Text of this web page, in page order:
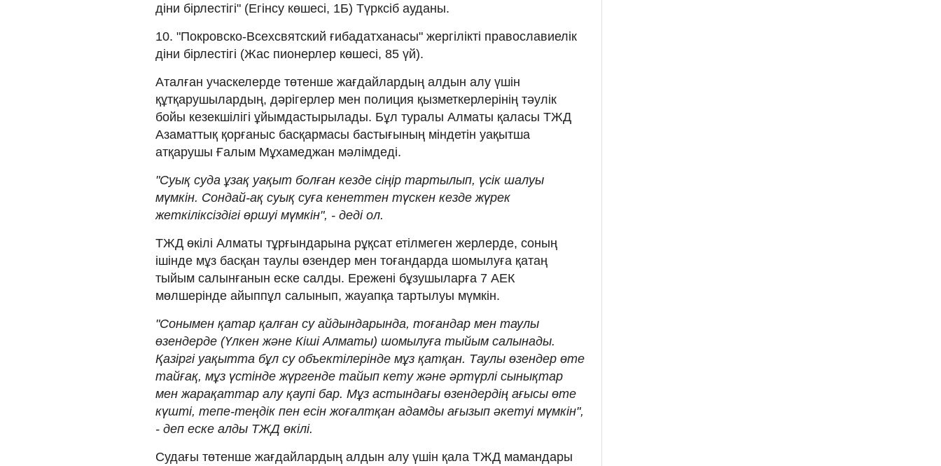
діни бірлестігі" (Егінсу көшесі, 1Б) Түрксіб ауданы.
10. "Покровско-Всехсвятский ғибадатханасы" жергілікті православиелік
діни бірлестігі (Жас пионерлер көшесі, 85 үй).
Аталған учаскелерде төтенше жағдайлардың алдын алу үшін
құтқарушылардың, дәрігерлер мен полиция қызметкерлерінің тәулік
бойы кезекшілігі ұйымдастырылады. Бұл туралы Алматы қаласы ТЖД
Азаматтық қорғаныс басқармасы бастығының міндетін уақытша
атқарушы Ғалым Мұхамеджан мәлімдеді.
"Суық суда ұзақ уақыт болған кезде сіңір тартылып, үсік шалуы
мүмкін. Сондай-ақ суық суға кенеттен түскен кезде жүрек
жеткіліксіздігі өршуі мүмкін", - деді ол.
ТЖД өкілі Алматы тұрғындарына рұқсат етілмеген жерлерде, соның
ішінде мұз басқан таулы өзендер мен тоғандарда шомылуға қатаң
тыйым салынғанын еске салды. Ережені бұзушыларға 7 АЕК
мөлшерінде айыппұл салынып, жауапқа тартылуы мүмкін.
"Сонымен қатар қалған су айдындарында, тоғандар мен таулы
өзендерде (Үлкен және Кіші Алматы) шомылуға тыйым салынады.
Қазіргі уақытта бұл су объектілерінде мұз қатқан. Таулы өзендер өте
тайғақ, мұз үстінде жүргенде тайып кету және әртүрлі сынықтар
мен жарақаттар алу қаупі бар. Мұз астындағы өзендердің ағысы өте
күшті, тепе-теңдік пен есін жоғалтқан адамды ағызып әкетуі мүмкін",
- деп еске алды ТЖД өкілі.
Судағы төтенше жағдайлардың алдын алу үшін қала ТЖД мамандары